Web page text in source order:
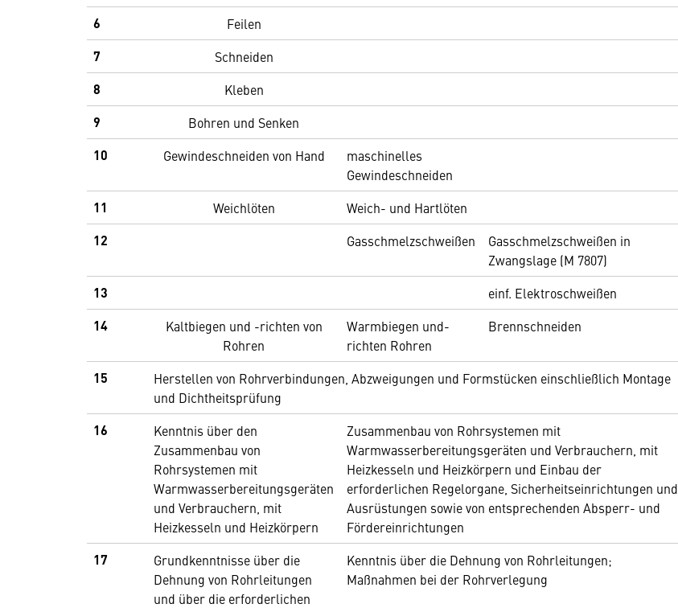
6 Feilen
7 Schneiden
8 Kleben
9 Bohren und Senken
10 Gewindeschneiden von Hand
maschinelles
Gewindeschneiden
11 Weichlöten Weich- und Hartlöten
12 Gasschmelzschweißen
Gasschmelzschweißen in
Zwangslage (M 7807)
13 einf. Elektroschweißen
14
Kaltbiegen und -richten von
Rohren
Warmbiegen und-
richten Rohren
Brennschneiden
15
Herstellen von Rohrverbindungen, Abzweigungen und Formstücken einschließlich Montage
und Dichtheitsprüfung
16
Kenntnis über den
Zusammenbau von
Rohrsystemen mit
Warmwasserbereitungsgeräten
und Verbrauchern, mit
Heizkesseln und Heizkörpern
Zusammenbau von Rohrsystemen mit
Warmwasserbereitungsgeräten und Verbrauchern, mit
Heizkesseln und Heizkörpern und Einbau der
erforderlichen Regelorgane, Sicherheitseinrichtungen und
Ausrüstungen sowie von entsprechenden Absperr- und
Fördereinrichtungen
17
Grundkenntnisse über die
Dehnung von Rohrleitungen
und über die erforderlichen
Kenntnis über die Dehnung von Rohrleitungen;
Maßnahmen bei der Rohrverlegung